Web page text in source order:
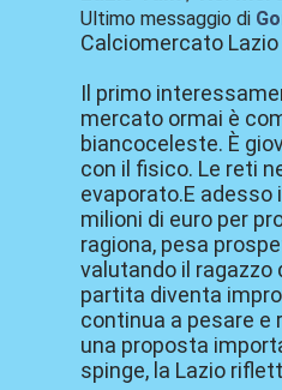
Ultimo messaggio di
Calciomercato
Il primo
mercato ormai è
biancoceleste. È
con il fisico. Le reti
evaporato.E
milioni di euro per
ragiona, pesa
valutando il ragazzo
partita diventa
continua a pesare e
una proposta
spinge, la Lazio